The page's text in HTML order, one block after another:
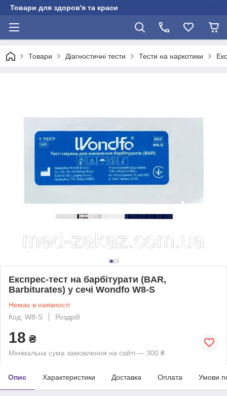
Товари для здоров'я та краси
Товари Діагностичні тести Тести на наркотики
Експрес-тест на барбітурати (BAR,
Barbiturates) у сечі Wondfo W8-S
Немає в наявності
Код: W8-S
Роздріб
18 ₴
Мінімальна сума замовлення на сайті — 300 ₴
Опис Характеристики Доставка Оплата Умови